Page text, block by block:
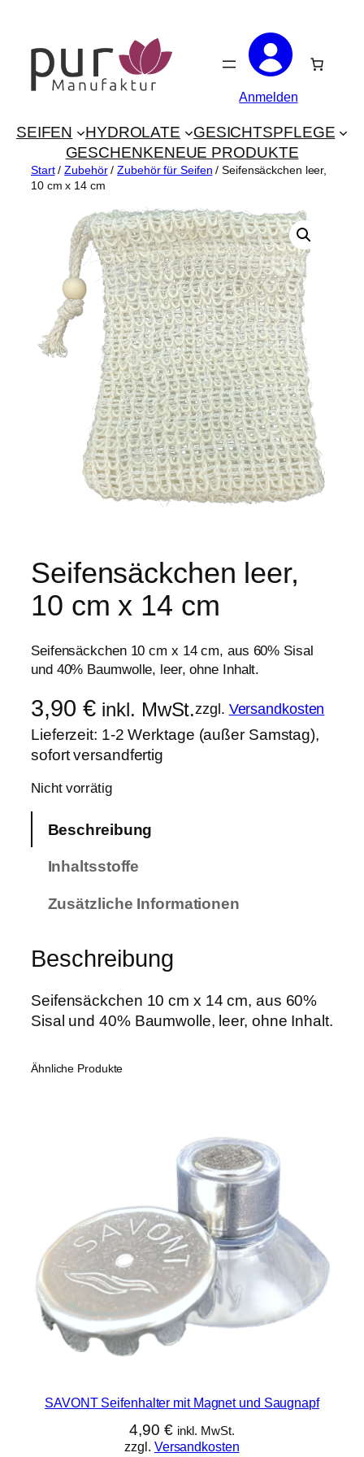
springen
Anmelden
SEIFEN HYDROLATE
GESICHTSPFLEGE
GESCHENKENEUE PRODUKTE
Start/Zubehör/Zubehör für Seifen / Seifensäckchen leer,
10 cm x 14 cm
Seifensäckchen leer,
10 cm x 14 cm
Seifensäckchen 10 cm x 14 cm, aus 60% Sisal
und 40% Baumwolle, leer, ohne Inhalt.
3,90 € inkl. MwSt.zzgl. Versandkosten
Lieferzeit: 1-2 Werktage (außer Samstag),
sofort versandfertig
Nicht vorrätig
Beschreibung
Inhaltsstoffe
Zusätzliche Informationen
Beschreibung
Seifensäckchen 10 cm x 14 cm, aus 60%
Sisal und 40% Baumwolle, leer, ohne Inhalt.
Ähnliche Produkte
SAVONT Seifenhalter mit Magnet und Saugnapf
4,90 € inkl. MwSt.
zzgl. Versandkosten